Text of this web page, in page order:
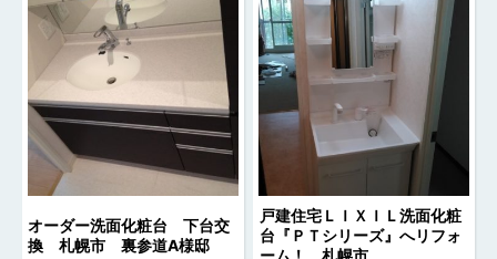
オーダー洗面化粧台 下台交
換 札幌市 裏参道A様邸
戸建住宅ＬＩＸＩＬ洗面化粧
台『ＰＴシリーズ』へリフォ